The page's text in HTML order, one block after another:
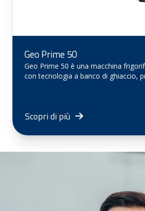
Geo Prime 50
Geo Prime 50 è una macchina
con tecnologia a banco di ghiaccio,
Scopri di più